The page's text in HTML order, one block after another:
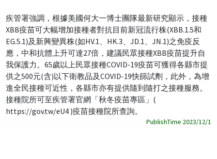
疾管署強調，根據美國何大一博士團隊最新研究顯示，接種
XBB疫苗可大幅增加接種者對抗目前新冠流行株(XBB.1.5和
EG.5.1)及新興變異株(如HV.1、HK.3、JD.1、JN.1)之免疫反
應，中和抗體上升可達27倍，建議民眾接種XBB疫苗提升自
我保護力。65歲以上民眾接種COVID-19疫苗可獲得各縣市提
供之500元(含)以下衛教品及COVID-19快篩試劑，此外，為增
進全民接種可近性，各縣市亦有提供隨到隨打之接種服務。
接種院所可至疾管署官網「秋冬疫苗專區」(
https://gov.tw/eU4 )疫苗接種院所查詢。
PublishTime 2023/12/1